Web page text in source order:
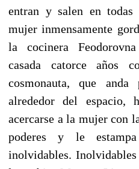
entran y salen en todas
mujer inmensamente
la cocinera
casada catorce años
cosmonauta, que
alrededor del espacio,
acercarse a la mujer con
poderes y le
inolvidables.